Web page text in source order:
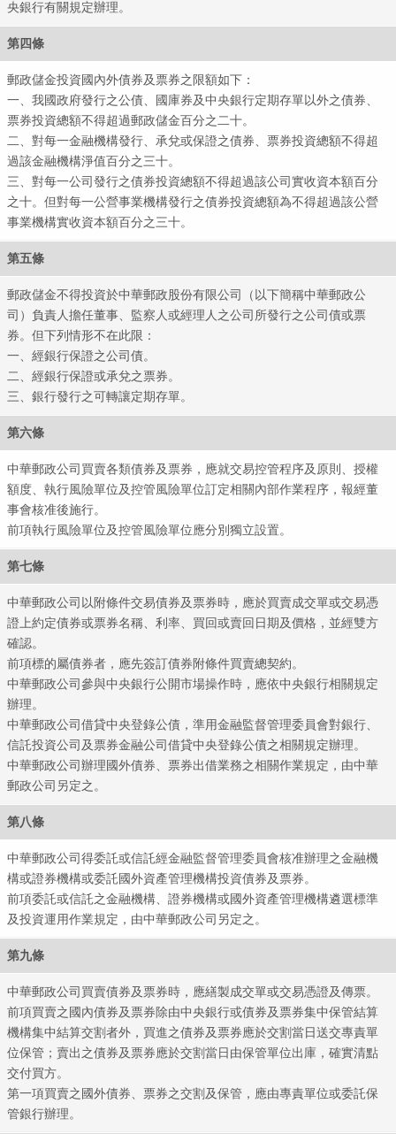
郵政
央銀行有關規定辦理。
第四條
郵政儲金投資國內外債券及票券之限額如下：
一、我國政府發行之公債、國庫券及中央銀行定期存單以外之債券、
票券投資總額不得超過郵政儲金百分之二十。
二、對每一金融機構發行、承兌或保證之債券、票券投資總額不得超
過該金融機構淨值百分之三十。
三、對每一公司發行之債券投資總額不得超過該公司實收資本額百分
之十。但對每一公營事業機構發行之債券投資總額為不得超過該公營
事業機構實收資本額百分之三十。
第五條
郵政儲金不得投資於中華郵政股份有限公司（以下簡稱中華郵政公
司）負責人擔任董事、監察人或經理人之公司所發行之公司債或票
券。但下列情形不在此限：
一、經銀行保證之公司債。
二、經銀行保證或承兌之票券。
三、銀行發行之可轉讓定期存單。
第六條
中華郵政公司買賣各類債券及票券，應就交易控管程序及原則、授權
額度、執行風險單位及控管風險單位訂定相關內部作業程序，報經董
事會核准後施行。
前項執行風險單位及控管風險單位應分別獨立設置。
第七條
中華郵政公司以附條件交易債券及票券時，應於買賣成交單或交易憑
證上約定債券或票券名稱、利率、買回或賣回日期及價格，並經雙方
確認。
前項標的屬債券者，應先簽訂債券附條件買賣總契約。
中華郵政公司參與中央銀行公開市場操作時，應依中央銀行相關規定
辦理。
中華郵政公司借貸中央登錄公債，準用金融監督管理委員會對銀行、
信託投資公司及票券金融公司借貸中央登錄公債之相關規定辦理。
中華郵政公司辦理國外債券、票券出借業務之相關作業規定，由中華
郵政公司另定之。
第八條
中華郵政公司得委託或信託經金融監督管理委員會核准辦理之金融機
構或證券機構或委託國外資產管理機構投資債券及票券。
前項委託或信託之金融機構、證券機構或國外資產管理機構遴選標準
及投資運用作業規定，由中華郵政公司另定之。
第九條
中華郵政公司買賣債券及票券時，應繕製成交單或交易憑證及傳票。
前項買賣之國內債券及票券除由中央銀行或債券及票券集中保管結算
機構集中結算交割者外，買進之債券及票券應於交割當日送交專責單
位保管；賣出之債券及票券應於交割當日由保管單位出庫，確實清點
交付買方。
第一項買賣之國外債券、票券之交割及保管，應由專責單位或委託保
管銀行辦理。